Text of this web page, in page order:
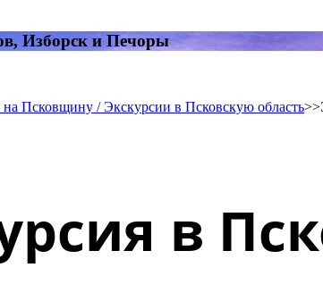
Изборск и Печоры
Псковщину / Экскурсии в Псковскую область>>
в